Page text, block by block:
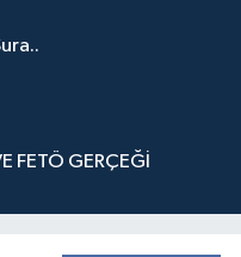
FETÖ GERÇEĞİ